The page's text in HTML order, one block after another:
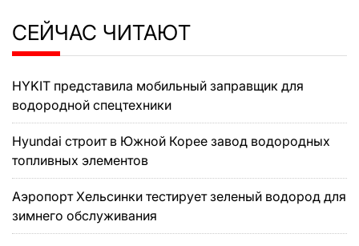
СЕЙЧАС ЧИТАЮТ
HYKIT представила мобильный заправщик для
водородной спецтехники
Hyundai строит в Южной Корее завод водородных
топливных элементов
Аэропорт Хельсинки тестирует зеленый водород для
зимнего обслуживания